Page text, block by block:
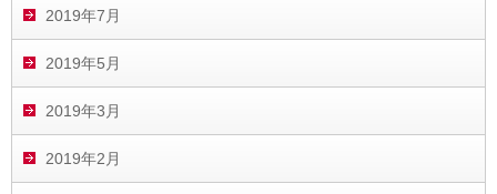
2019年7月
2019年5月
2019年3月
2019年2月